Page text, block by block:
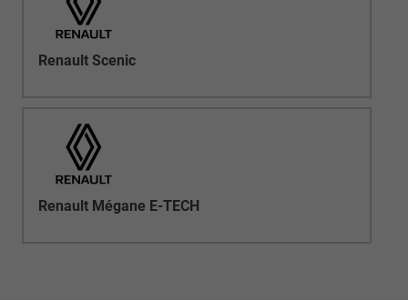
Renault Scenic
Renault Mégane E-TECH